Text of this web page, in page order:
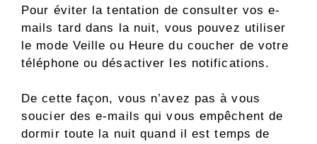
Pour éviter la tentation de consulter vos e-
mails tard dans la nuit, vous pouvez utiliser
le mode Veille ou Heure du coucher de votre
téléphone ou désactiver les notifications.
De cette façon, vous n’avez pas à vous
soucier des e-mails qui vous empêchent de
dormir toute la nuit quand il est temps de